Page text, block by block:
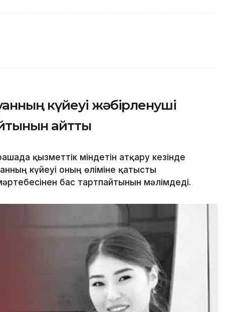
күйеуі жәбірленуші
айтты
қызметтік міндетін атқару кезінде
күйеуі оның өліміне қатысты
бас тартпайтынын мәлімдеді.